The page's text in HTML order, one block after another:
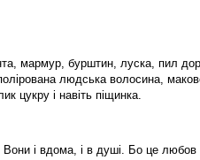
мармур, бурштин, луска, пил
людська волосина,
цукру і навіть піщинка.
і вдома, і в душі. Бо це любов